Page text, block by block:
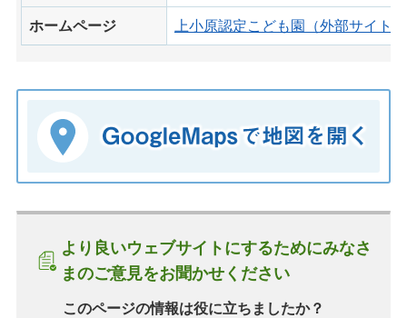
ホームページ 上小原認定こども園（外部サイト
より良いウェブサイトにするためにみなさ
まのご意見をお聞かせください
このページの情報は役に立ちましたか？